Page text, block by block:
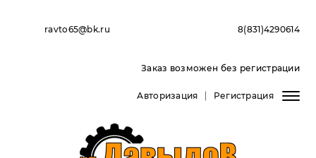
ravto65@bk.ru 8(831)4290614
Заказ возможен без регистрации
Авторизация Регистрация